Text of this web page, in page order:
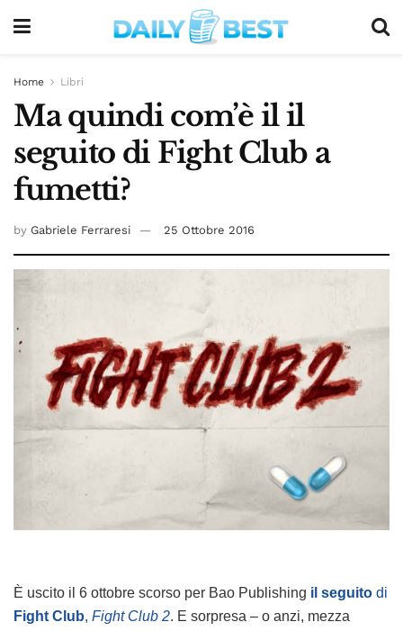
Home Libri
Ma quindi com’è il il
seguito di Fight Club a
fumetti?
by Gabriele Ferraresi 25 Ottobre 2016
È uscito il 6 ottobre scorso per Bao Publishing il seguito di
Fight Club, Fight Club 2. E sorpresa – o anzi, mezza